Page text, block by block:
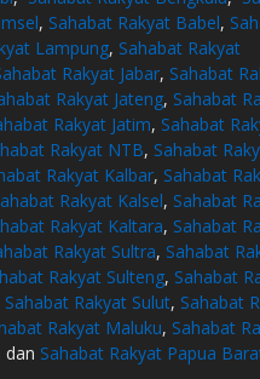
, Sahabat Rakyat Babel,
Lampung, Sahabat Rakyat
Rakyat Jabar, Sahabat
Rakyat Jateng, Sahabat
Rakyat Jatim, Sahabat
Rakyat NTB, Sahabat
Rakyat Kalbar, Sahabat
Rakyat Kalsel, Sahabat
Rakyat Kaltara, Sahabat
Rakyat Sultra, Sahabat
Rakyat Sulteng, Sahabat
Sahabat Rakyat Sulut, Sahabat
Rakyat Maluku, Sahabat
dan Sahabat Rakyat Papua